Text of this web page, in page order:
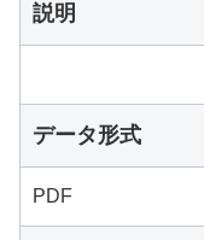
説明
データ形式
PDF